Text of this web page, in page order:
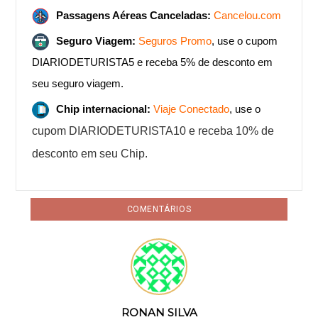
Passagens Aéreas Canceladas:Cancelou.com
Seguro Viagem: Seguros Promo, use o cupom
DIARIODETURISTA5 e receba 5% de desconto em
seu seguro viagem.
Chip internacional: Viaje Conectado, use o
cupom DIARIODETURISTA10 e receba 10% de
desconto em seu Chip.
COMENTÁRIOS
RONAN SILVA